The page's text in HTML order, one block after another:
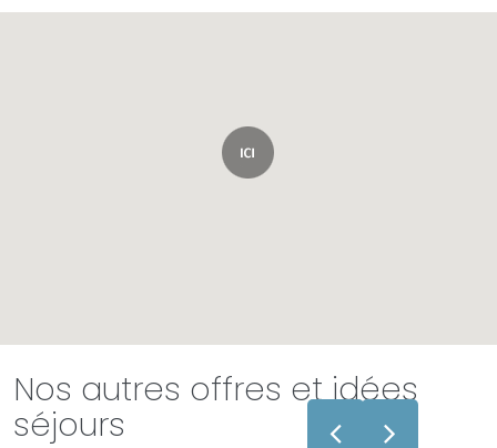
Nos autres offres et idées
séjours